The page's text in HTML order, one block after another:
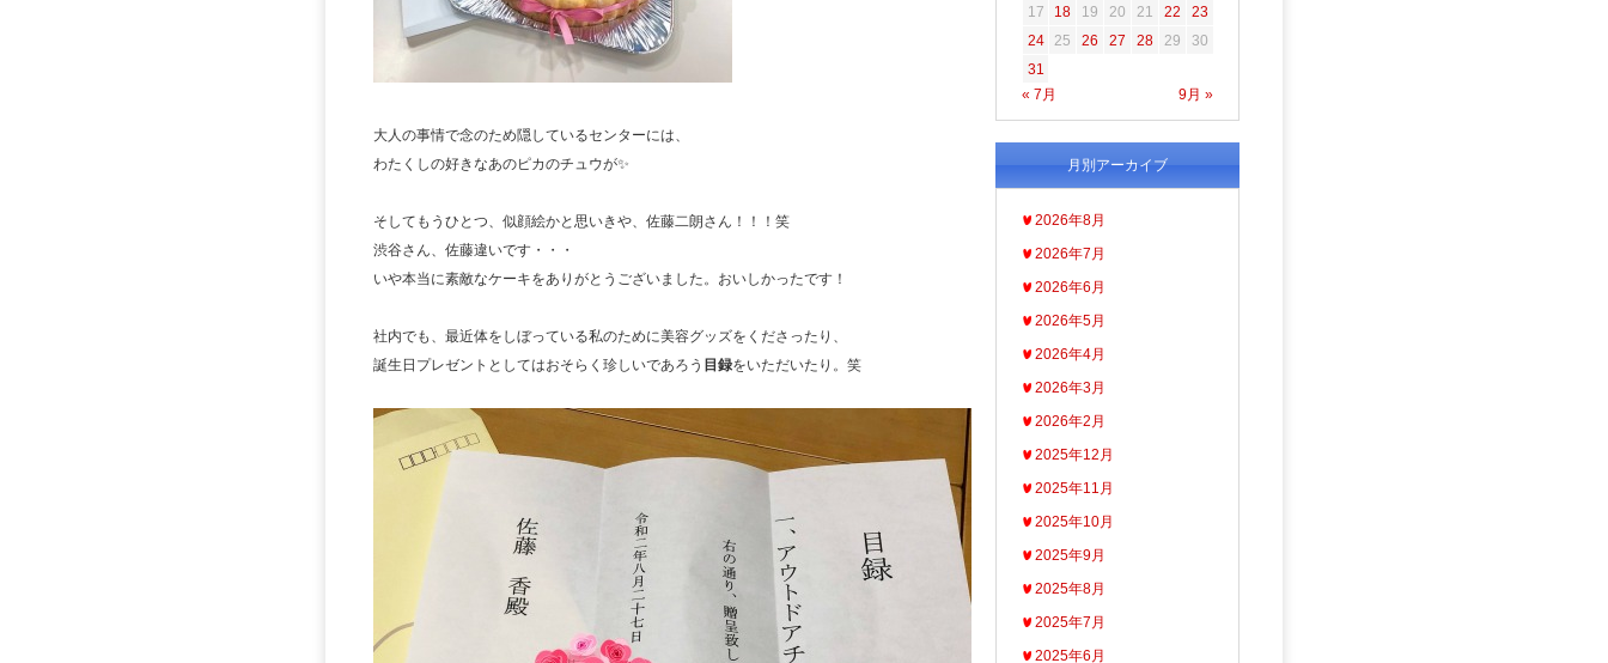
大人の事情で念のため隠しているセンターには、
わたくしの好きなあのピカのチュウが✨
そしてもうひとつ、似顔絵かと思いきや、佐藤二朗さん！！！笑
渋谷さん、佐藤違いです・・・
いや本当に素敵なケーキをありがとうございました。おいしかったです！
社内でも、最近体をしぼっている私のために美容グッズをくださったり、
誕生日プレゼントとしてはおそらく珍しいであろう 目録をいただいたり。笑
« 7月 9月 »
17
18 19 20 21 22
23
24
25 26 27 28 29
30
31
月別アーカイブ
2026年8月
2026年7月
2026年6月
2026年5月
2026年4月
2026年3月
2026年2月
2025年12月
2025年11月
2025年10月
2025年9月
2025年8月
2025年7月
2025年6月